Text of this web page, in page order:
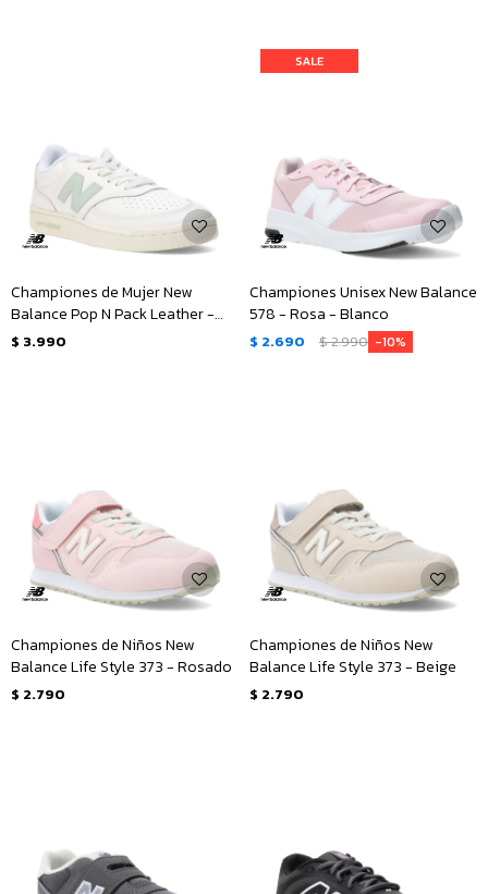
Championes de Mujer New
Balance Pop N Pack Leather -
Beige - Verde
$ 3.990
Championes Unisex New Balance
578 - Rosa - Blanco
$ 2.690 $2.990 10
Championes de Niños New
Balance Life Style 373 - Rosado
$ 2.790
Championes de Niños New
Balance Life Style 373 - Beige
$ 2.790